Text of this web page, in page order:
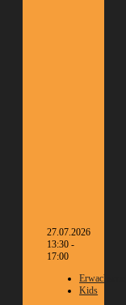
27.07.2026
13:30 -
17:00
Erwachsene
Kids